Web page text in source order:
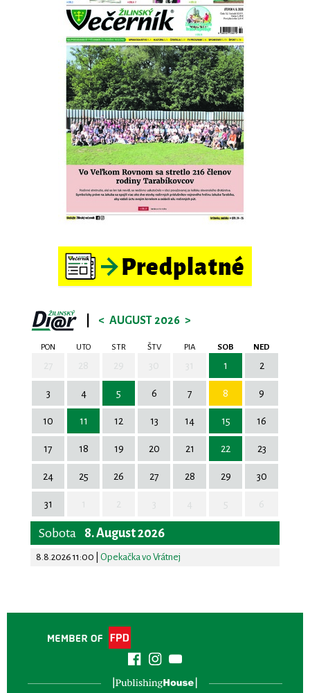
< AUGUST 2026 >
PON UTO STR ŠTV PIA SOB NED
1 2
3 4 5 6 7 8 9
10 11 12 13 14 15 16
17 18 19 20 21 22 23
24 25 26 27 28 29 30
31
Sobota 8. August 2026
8.8.2026 11:00 Opekačka vo Vrátnej